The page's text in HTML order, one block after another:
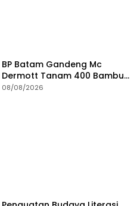
BP Batam Gandeng Mc
Dermott Tanam 400 Bambu
Betung di Bendungan Sei
08/08/2026